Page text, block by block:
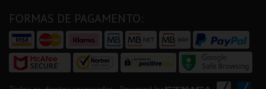
FORMAS DE PAGAMENTO: